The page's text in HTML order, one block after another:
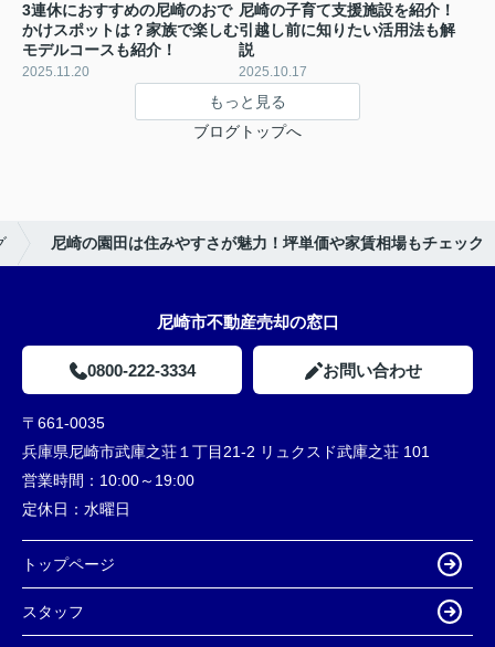
3連休におすすめの尼崎のおで
かけスポットは？家族で楽しむ
モデルコースも紹介！
2025.11.20
尼崎の子育て支援施設を紹介！
引越し前に知りたい活用法も解
説
2025.10.17
もっと見る
ブログトップへ
尼崎の園田は住みやすさが魅力！坪単価や家賃相場もチェック
尼崎市不動産売却の窓口
0800-222-3334 お問い合わせ
〒661-0035
兵庫県尼崎市武庫之荘１丁目21-2 リュクスド武庫之荘 101
営業時間： 10:00～19:00
定休日： 水曜日
トップページ
スタッフ